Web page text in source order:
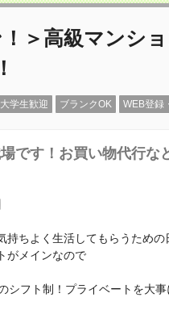
＞高級マンシ
大学生歓迎 ブランクOK WEB登録
です！お買い物代行な
ちよく生活してもらうための
がメインなので
フト制！プライベートを大事